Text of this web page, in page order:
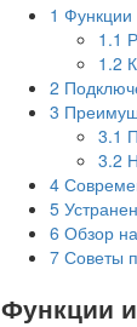
1 Функции
1.1
1.2
2
3
3.1
3.2
4
5
6 Обзор
7 Советы
Функции